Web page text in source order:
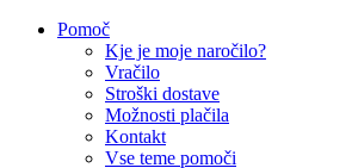
Pomoč
Kje je moje naročilo?
Vračilo
Stroški dostave
Možnosti plačila
Kontakt
Vse teme pomoči